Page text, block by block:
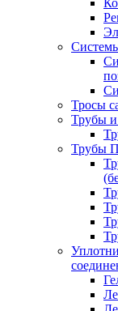
Тросы
Трубы и
Трубы